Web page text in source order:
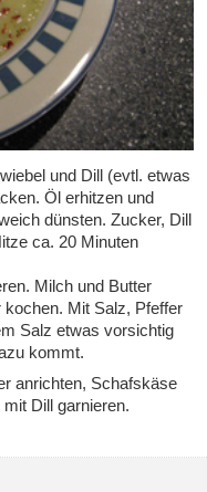
und Dill (evtl. etwas
Öl erhitzen und
dünsten. Zucker, Dill
ca. 20 Minuten
Milch und Butter
Mit Salz, Pfeffer
Salz etwas vorsichtig
kommt.
anrichten, Schafskäse
Dill garnieren.